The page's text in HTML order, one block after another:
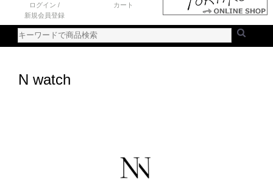
ログイン /
新規会員登録
カート
N watch
ランキング
ご利用ガイド